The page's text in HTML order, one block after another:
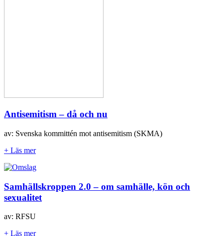
Antisemitism – då och nu
av: Svenska kommittén mot antisemitism (SKMA)
+ Läs mer
Samhällskroppen 2.0 – om samhälle, kön och
sexualitet
av: RFSU
+ Läs mer